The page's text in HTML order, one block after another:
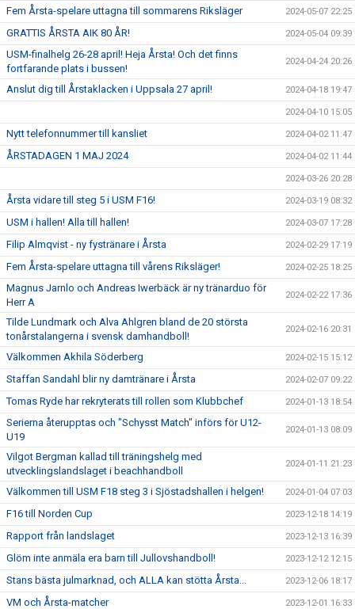
Fem Årsta-spelare uttagna till sommarens Riksläger 2024-05-07 22:25
GRATTIS ÅRSTA AIK 80 ÅR! 2024-05-04 09:39
USM-finalhelg 26-28 april! Heja Årsta! Och det finns
fortfarande plats i bussen!
2024-04-24 20:26
Anslut dig till Årstaklacken i Uppsala 27 april! 2024-04-18 19:47
2024-04-10 15:05
Nytt telefonnummer till kansliet 2024-04-02 11:47
ÅRSTADAGEN 1 MAJ 2024 2024-04-02 11:44
2024-03-26 20:28
Årsta vidare till steg 5 i USM F16! 2024-03-19 08:32
USM i hallen! Alla till hallen! 2024-03-07 17:28
Filip Almqvist - ny fystränare i Årsta 2024-02-29 17:19
Fem Årsta-spelare uttagna till vårens Riksläger! 2024-02-25 18:25
Magnus Jarnlo och Andreas Iwerbäck är ny tränarduo för
Herr A
2024-02-22 17:36
Tilde Lundmark och Alva Ahlgren bland de 20 största
tonårstalangerna i svensk damhandboll!
2024-02-16 20:31
Välkommen Akhila Söderberg 2024-02-15 15:12
Staffan Sandahl blir ny damtränare i Årsta 2024-02-07 09:22
Tomas Ryde har rekryterats till rollen som Klubbchef 2024-01-13 18:54
Serierna återupptas och "Schysst Match" införs för U12-
U19
2024-01-13 08:09
Vilgot Bergman kallad till träningshelg med
utvecklingslandslaget i beachhandboll
2024-01-11 21:23
Välkommen till USM F18 steg 3 i Sjöstadshallen i helgen! 2024-01-04 07:03
F16 till Norden Cup 2023-12-18 14:19
Rapport från landslaget 2023-12-13 16:39
Glöm inte anmäla era barn till Jullovshandboll! 2023-12-12 12:15
Stans bästa julmarknad, och ALLA kan stötta Årsta... 2023-12-06 18:17
VM och Årsta-matcher 2023-12-01 16:33